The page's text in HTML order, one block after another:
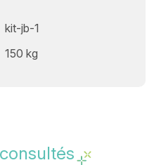
kit-jb-1
150 kg